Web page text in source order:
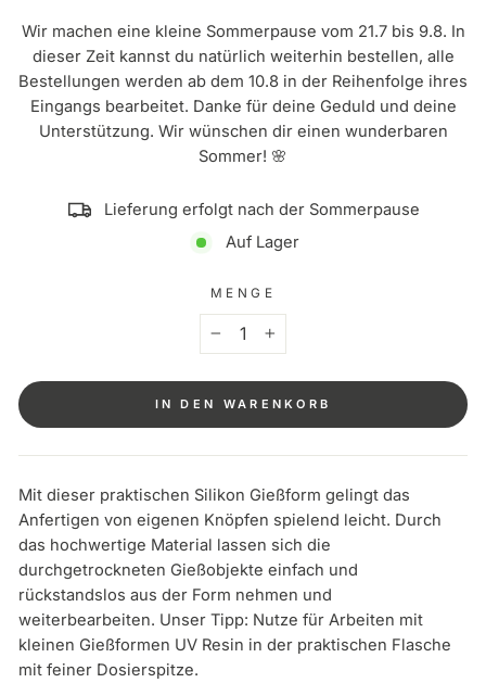
Wir machen eine kleine Sommerpause vom 21.7 bis 9.8. In
dieser Zeit kannst du natürlich weiterhin bestellen, alle
Bestellungen werden ab dem 10.8 in der Reihenfolge ihres
Eingangs bearbeitet. Danke für deine Geduld und deine
Unterstützung. Wir wünschen dir einen wunderbaren
Sommer! 🌸
Lieferung erfolgt nach der Sommerpause
Auf Lager
MENGE
+
IN DEN WARENKORB
Mit dieser praktischen Silikon Gießform gelingt das
Anfertigen von eigenen Knöpfen spielend leicht. Durch
das hochwertige Material lassen sich die
durchgetrockneten Gießobjekte einfach und
rückstandslos aus der Form nehmen und
weiterbearbeiten. Unser Tipp: Nutze für Arbeiten mit
kleinen Gießformen UV Resin in der praktischen Flasche
mit feiner Dosierspitze.